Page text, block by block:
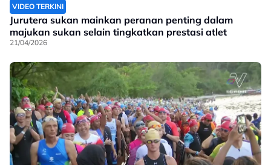
VIDEO TERKINI
Jurutera sukan mainkan peranan penting dalam
majukan sukan selain tingkatkan prestasi atlet
21/04/2026